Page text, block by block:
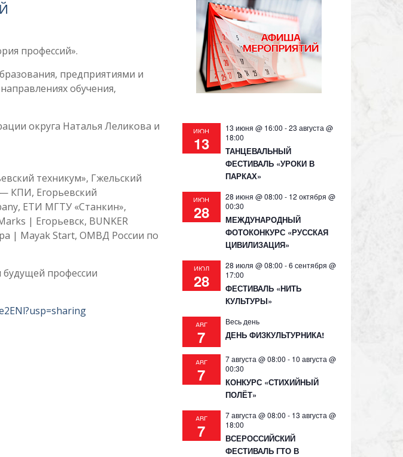
профессий».
предприятиями и
обучения,
округа Наталья Леликова и
техникум», Гжельский
КПИ, Егорьевский
ЕТИ МГТУ «Станкин»,
| Егорьевск, BUNKER
| Mayak Start, ОМВД России по
профессии
ИЮН
13
13 июня @ 16:00 -23 августа @
18:00
ТАНЦЕВАЛЬНЫЙ
ФЕСТИВАЛЬ «УРОКИ В
ПАРКАХ»
ИЮН
28
28 июня @ 08:00 - 12 октября @
00:30
МЕЖДУНАРОДНЫЙ
ФОТОКОНКУРС «РУССКАЯ
ЦИВИЛИЗАЦИЯ»
ИЮЛ
28
28 июля @ 08:00 -6 сентября @
17:00
ФЕСТИВАЛЬ «НИТЬ
КУЛЬТУРЫ»
АВГ
7
Весь день
ДЕНЬ ФИЗКУЛЬТУРНИКА!
АВГ
7
7 августа @ 08:00 - 10 августа @
00:30
КОНКУРС «СТИХИЙНЫЙ
ПОЛЁТ»
АВГ
7
7 августа @ 08:00 - 13 августа @
18:00
ВСЕРОССИЙСКИЙ
ФЕСТИВАЛЬ ГТО В